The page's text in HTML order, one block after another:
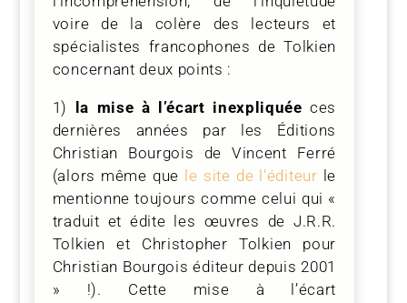
voire de la colère des lecteurs et
spécialistes francophones de Tolkien
concernant deux points :
1) la mise à l’écart inexpliquée ces
dernières années par les Éditions
Christian Bourgois de Vincent Ferré
(alors même que le site de l’éditeur le
mentionne toujours comme celui qui «
traduit et édite les œuvres de J.R.R.
Tolkien et Christopher Tolkien pour
Christian Bourgois éditeur depuis 2001
» !). Cette mise à l’écart